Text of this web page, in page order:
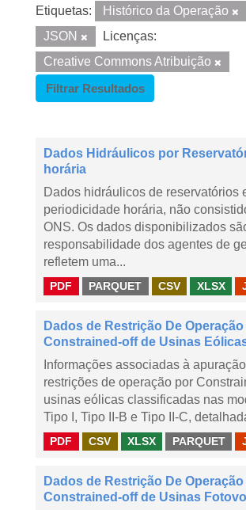
Etiquetas: Histórico da Operação
JSON
Licenças:
Creative Commons Atribuição
Filtrar Resultados
Dados Hidráulicos por
horária
Dados hidráulicos de reservatórios
periodicidade horária, não
ONS. Os dados disponibilizados
responsabilidade dos agentes de
refletem uma...
PDF PARQUET CSV XLSX
Dados de Restrição De
Constrained-off de Usinas
Informações associadas à
restrições de operação por
usinas eólicas classificadas nas
Tipo I, Tipo II-B e Tipo II-C,
PDF CSV XLSX PARQUET
Dados de Restrição De
Constrained-off de Usinas